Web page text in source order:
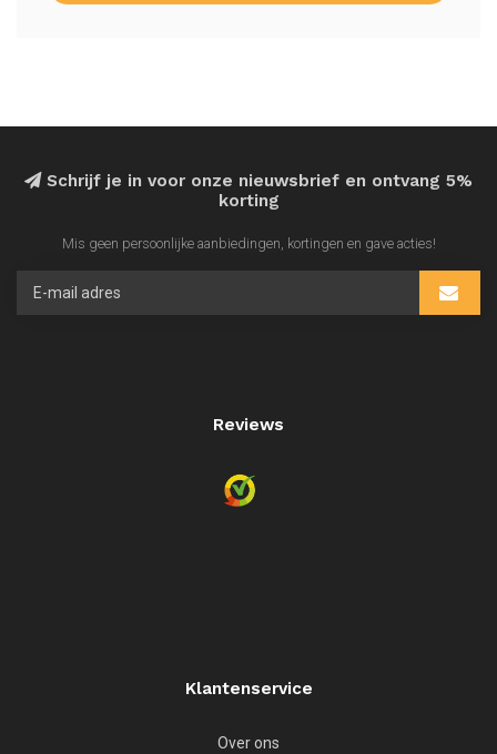
Schrijf je in voor onze nieuwsbrief en ontvang 5%
korting
Mis geen persoonlijke aanbiedingen, kortingen en gave acties!
Reviews
Klantenservice
Over ons